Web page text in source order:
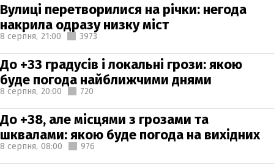
Вулиці перетворилися на річки: негода
накрила одразу низку міст
8 серпня, 21:00 3973
До +33 градусів і локальні грози: якою
буде погода найближчими днями
8 серпня, 20:00 720
До +38, але місцями з грозами та
шквалами: якою буде погода на вихідних
8 серпня, 08:00 976